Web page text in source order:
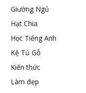
Giường Ngủ
Hạt Chia
Học Tiếng Anh
Kệ Tủ Gỗ
Kiến thức
Làm đẹp